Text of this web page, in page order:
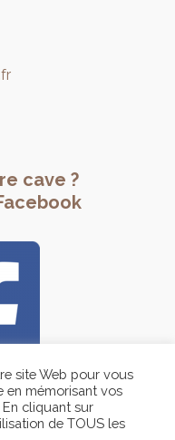
cave ?
Reserved. Site
site Web pour vous
en mémorisant vos
cliquant sur
de TOUS les